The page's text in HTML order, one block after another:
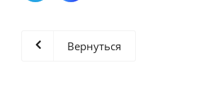
Вернуться